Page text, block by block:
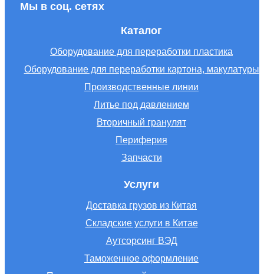
Мы в соц. сетях
Каталог
Оборудование для переработки пластика
Оборудование для переработки картона, макулатуры
Производственные линии
Литье под давлением
Вторичный гранулят
Периферия
Запчасти
Услуги
Доставка грузов из Китая
Складские услуги в Китае
Аутсорсинг ВЭД
Таможенное оформление